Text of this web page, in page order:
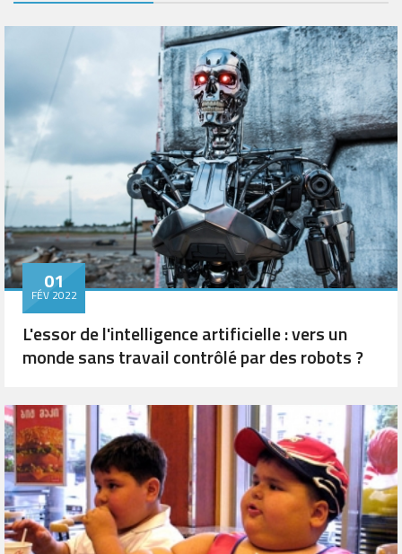
01
FÉV 2022
L'essor de l'intelligence artificielle : vers un
monde sans travail contrôlé par des robots ?